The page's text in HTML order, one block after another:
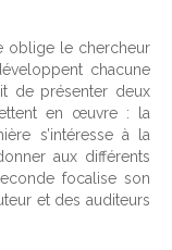
oblige le chercheur
chacune
de présenter deux
en œuvre : la
s’intéresse à la
aux différents
focalise son
et des auditeurs